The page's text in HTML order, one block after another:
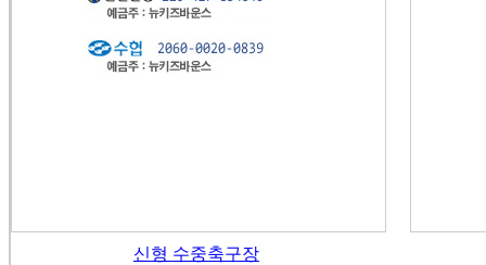
신형 수중축구장